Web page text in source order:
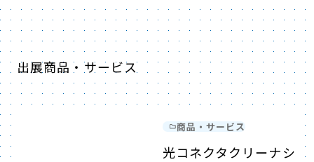
出展商品・サービス
商品・サービス
光コネクタクリーナシ